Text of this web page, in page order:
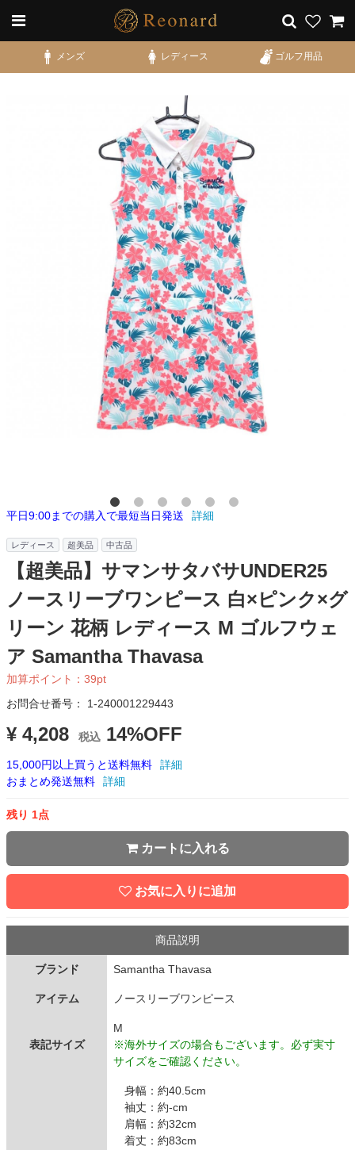
メンズ レディース ゴルフ用品
平日9:00までの購入で最短当日発送 詳細
レディース 超美品 中古品
【超美品】サマンサタバサUNDER25
ノースリーブワンピース 白×ピンク×グ
リーン 花柄 レディース M ゴルフウェ
ア Samantha Thavasa
加算ポイント： 39pt
お問合せ番号： 1-240001229443
¥ 4,208 税込 14%OFF
15,000円以上買うと送料無料
詳細
おまとめ発送無料
詳細
残り 1点
カートに入れる
お気に入りに追加
商品説明
ブランド Samantha Thavasa
アイテム ノースリーブワンピース
表記サイズ
M
※海外サイズの場合もございます。必ず実寸
サイズをご確認ください。
身幅：約40.5cm
袖丈：約-cm
肩幅：約32cm
着丈：約83cm